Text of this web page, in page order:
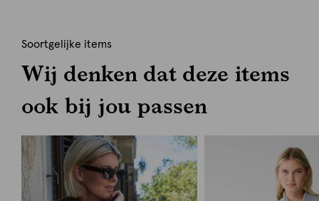
Soortgelijke items
Wij denken dat deze items
ook bij jou passen